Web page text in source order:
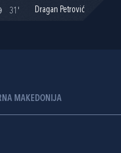
31'
Dragan Petrović
MAKEDONIJA